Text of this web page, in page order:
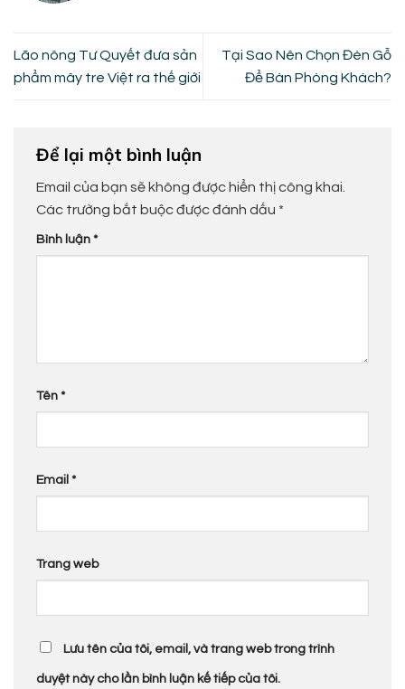
Lão nông Tư Quyết đưa sản
phẩm mây tre Việt ra thế giới
Tại Sao Nên Chọn Đèn Gỗ
Để Bàn Phòng Khách?
Để lại một bình luận
Email của bạn sẽ không được hiển thị công khai.
Các trường bắt buộc được đánh dấu *
Bình luận *
Tên *
Email *
Trang web
Lưu tên của tôi, email, và trang web trong trình
duyệt này cho lần bình luận kế tiếp của tôi.